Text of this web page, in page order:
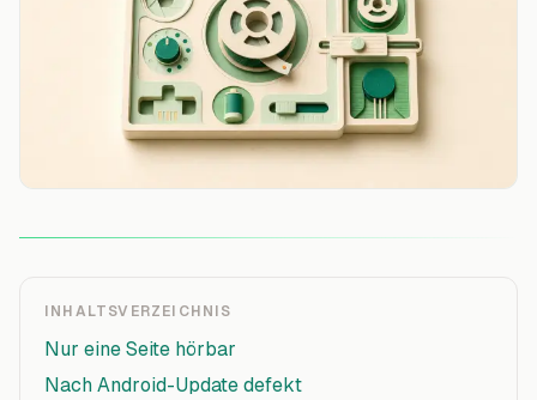
INHALTSVERZEICHNIS
Nur eine Seite hörbar
Nach Android-Update defekt